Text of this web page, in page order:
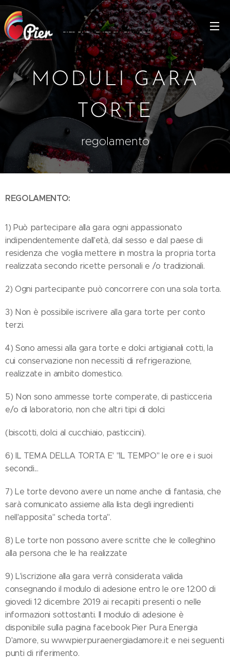
PIER PURAENERGIAD'AMORE
MODULI GARA
TORTE
regolamento
REGOLAMENTO:
1) Può partecipare alla gara ogni appassionato
indipendentemente dall'età, dal sesso e dal paese di
residenza che voglia mettere in mostra la propria torta
realizzata secondo ricette personali e /o tradizionali.
2) Ogni partecipante può concorrere con una sola torta.
3) Non è possibile iscrivere alla gara torte per conto
terzi.
4) Sono amessi alla gara torte e dolci artigianali cotti, la
cui conservazione non necessiti di refrigerazione,
realizzate in ambito domestico.
5) Non sono ammesse torte comperate, di pasticceria
e/o di laboratorio, non che altri tipi di dolci
(biscotti, dolci al cucchiaio, pasticcini).
6) IL TEMA DELLA TORTA E' "IL TEMPO" le ore e i suoi
secondi...
7) Le torte devono avere un nome anche di fantasia, che
sarà comunicato assieme alla lista degli ingredienti
nell'apposita" scheda torta".
8) Le torte non possono avere scritte che le colleghino
alla persona che le ha realizzate
9) L'iscrizione alla gara verrà considerata valida
consegnando il modulo di adesione entro le ore 12:00 di
giovedi 12 dicembre 2019 ai recapiti presenti o nelle
informazioni sottostanti. Il modulo di adesione è
disponibile sulla pagina facebook Pier Pura Energia
D'amore, su www.pierpuraenergiadamore.it e nei seguenti
punti di riferimento.